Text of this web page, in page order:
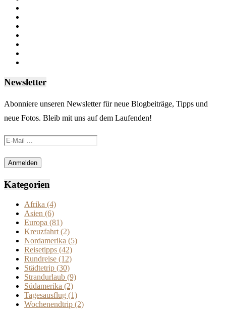
Newsletter
Abonniere unseren Newsletter für neue Blogbeiträge, Tipps und
neue Fotos. Bleib mit uns auf dem Laufenden!
Kategorien
Afrika (4)
Asien (6)
Europa (81)
Kreuzfahrt (2)
Nordamerika (5)
Reisetipps (42)
Rundreise (12)
Städtetrip (30)
Strandurlaub (9)
Südamerika (2)
Tagesausflug (1)
Wochenendtrip (2)